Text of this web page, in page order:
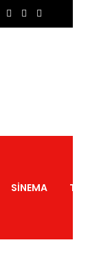
SINEMA TATIL